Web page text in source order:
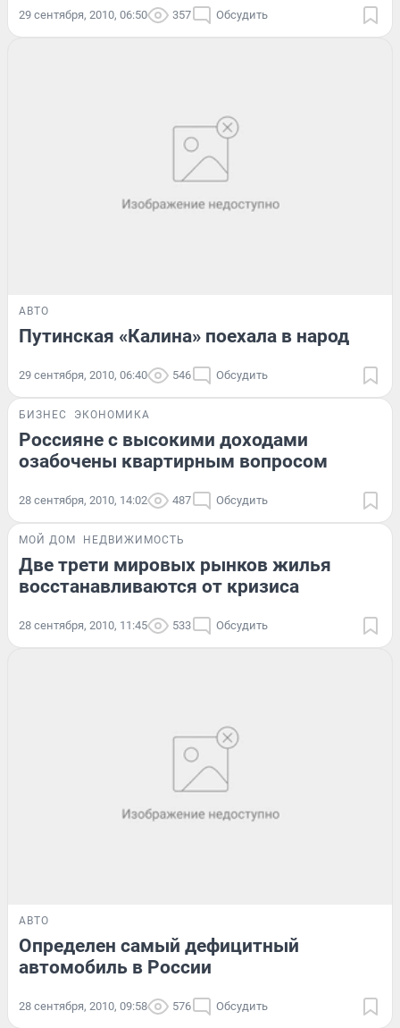
29 сентября, 2010, 06:50 357 Обсудить
АВТО
Путинская «Калина» поехала в народ
29 сентября, 2010, 06:40 546 Обсудить
БИЗНЕС ЭКОНОМИКА
Россияне с высокими доходами
озабочены квартирным вопросом
28 сентября, 2010, 14:02 487 Обсудить
МОЙ ДОМ НЕДВИЖИМОСТЬ
Две трети мировых рынков жилья
восстанавливаются от кризиса
28 сентября, 2010, 11:45 533 Обсудить
АВТО
Определен самый дефицитный
автомобиль в России
28 сентября, 2010, 09:58 576 Обсудить